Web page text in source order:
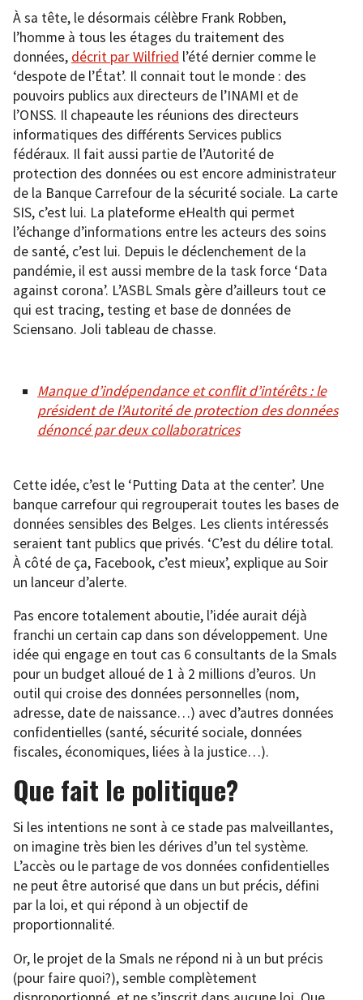
À sa tête, le désormais célèbre Frank Robben,
l’homme à tous les étages du traitement des
données, décrit par Wilfried l’été dernier comme le
‘despote de l’État’. Il connait tout le monde : des
pouvoirs publics aux directeurs de l’INAMI et de
l’ONSS. Il chapeaute les réunions des directeurs
informatiques des différents Services publics
fédéraux. Il fait aussi partie de l’Autorité de
protection des données ou est encore administrateur
de la Banque Carrefour de la sécurité sociale. La carte
SIS, c’est lui. La plateforme eHealth qui permet
l’échange d’informations entre les acteurs des soins
de santé, c’est lui. Depuis le déclenchement de la
pandémie, il est aussi membre de la task force ‘Data
against corona’. L’ASBL Smals gère d’ailleurs tout ce
qui est tracing, testing et base de données de
Sciensano. Joli tableau de chasse.
Manque d’indépendance et conflit d’intérêts : le
président de l’Autorité de protection des données
dénoncé par deux collaboratrices
Cette idée, c’est le ‘Putting Data at the center’. Une
banque carrefour qui regrouperait toutes les bases de
données sensibles des Belges. Les clients intéressés
seraient tant publics que privés. ‘C’est du délire total.
À côté de ça, Facebook, c’est mieux’, explique au Soir
un lanceur d’alerte.
Pas encore totalement aboutie, l’idée aurait déjà
franchi un certain cap dans son développement. Une
idée qui engage en tout cas 6 consultants de la Smals
pour un budget alloué de 1 à 2 millions d’euros. Un
outil qui croise des données personnelles (nom,
adresse, date de naissance…) avec d’autres données
confidentielles (santé, sécurité sociale, données
fiscales, économiques, liées à la justice…).
Que fait le politique?
Si les intentions ne sont à ce stade pas malveillantes,
on imagine très bien les dérives d’un tel système.
L’accès ou le partage de vos données confidentielles
ne peut être autorisé que dans un but précis, défini
par la loi, et qui répond à un objectif de
proportionnalité.
Or, le projet de la Smals ne répond ni à un but précis
(pour faire quoi?), semble complètement